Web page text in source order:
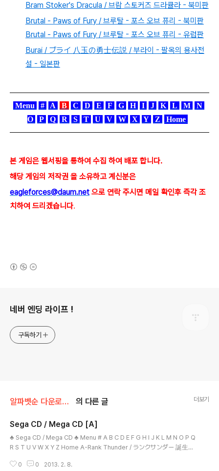
Bram Stoker's Dracula / 브람 스토커즈 드라큘라 - 북미판
Brutal - Paws of Fury / 브루탈 - 포스 오브 퓨리 - 북미판
Brutal - Paws of Fury / 브루탈 - 포스 오브 퓨리 - 유럽판
Burai / ブライ 八玉の勇士伝説 / 부라이 - 팔옥의 용사전
설 - 일본판
Menu # A B C D E F G H I J K L M
N
O
P Q R S T U V W X Y Z Home
본 게임은 웹서핑을 통하여 수집 하여 배포 합니다.
해당 게임의 저작권 을 소유하고 계신분은
eagleforces@daum.net 으로 연락 주시면 메일 확인후 즉각 조
치하여 드리겠습니다.
네버 엔딩 라이프 !
구독하기
알파벳순 다운로드/Sega 의 다른 글 더보기
Sega CD / Mega CD [A]
♣ Sega CD / Mega CD ♣ Menu # A B C D E F G H I J K L M N O P Q
R S T U V W X Y Z Home A-Rank Thunder / ランクサンダー 誕生編
ye of the Beholder / 어드벤스드 던전스 앤 드래곤: 아이 오브 더 비홀더 -
0 0 2013. 2. 8.